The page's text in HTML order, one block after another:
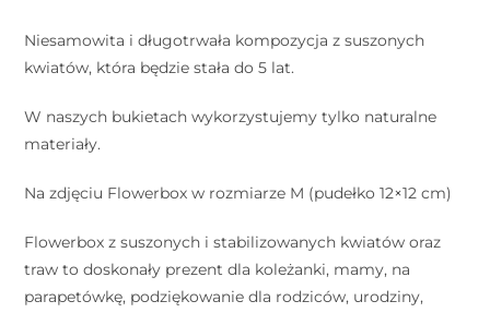
Niesamowita i długotrwała kompozycja z suszonych
kwiatów, która będzie stała do 5 lat.
W naszych bukietach wykorzystujemy tylko naturalne
materiały.
Na zdjęciu Flowerbox w rozmiarze M (pudełko 12×12 cm)
Flowerbox z suszonych i stabilizowanych kwiatów oraz
traw to doskonały prezent dla koleżanki, mamy, na
parapetówkę, podziękowanie dla rodziców, urodziny,